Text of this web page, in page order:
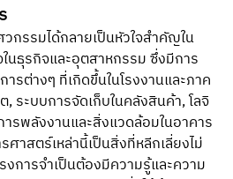
กรรมได้กลายเป็นหัวใจสำคัญใน
นธุรกิจและอุตสาหกรรม ซึ่งมีการ
ารต่างๆ ที่เกิดขึ้นในโรงงานและภาค
ระบบการจัดเก็บในคลังสินค้า, โลจิ
รพลังงานและสิ่งแวดล้อมในอาคาร
ศาสตร์เหล่านี้เป็นสิ่งที่หลีกเลี่ยงไม่
การจำเป็นต้องมีความรู้และความ